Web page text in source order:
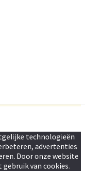
technologieën
advertenties
Door onze website
van cookies.